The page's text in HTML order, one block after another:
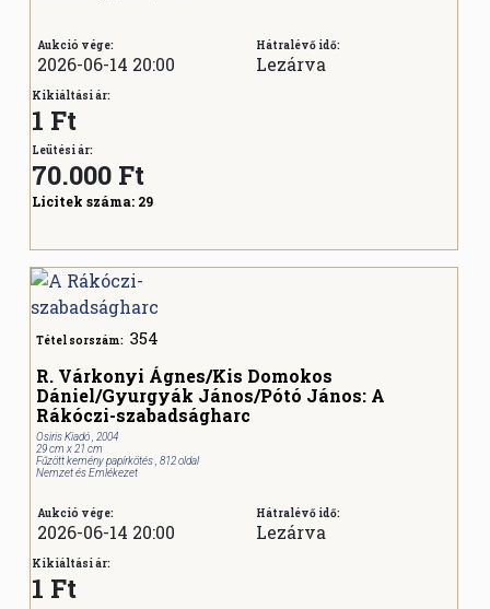
Aukció vége:
2026-06-14 20:00
Hátralévő idő:
Lezárva
Kikiáltási ár:
1 Ft
Leütési ár:
70.000 Ft
Licitek száma: 29
Tétel sorszám: 354
R. Várkonyi Ágnes/Kis Domokos
Dániel/Gyurgyák János/Pótó János: A
Rákóczi-szabadságharc
Osiris Kiadó , 2004
29 cm x 21 cm
Fűzött kemény papírkötés , 812 oldal
Nemzet és Emlékezet
Aukció vége:
2026-06-14 20:00
Hátralévő idő:
Lezárva
Kikiáltási ár:
1 Ft